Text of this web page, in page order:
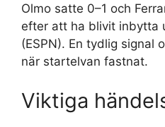
Olmo satte 0–1 och
efter att ha blivit inbytta
(ESPN). En tydlig signal
när startelvan fastnat.
Viktiga